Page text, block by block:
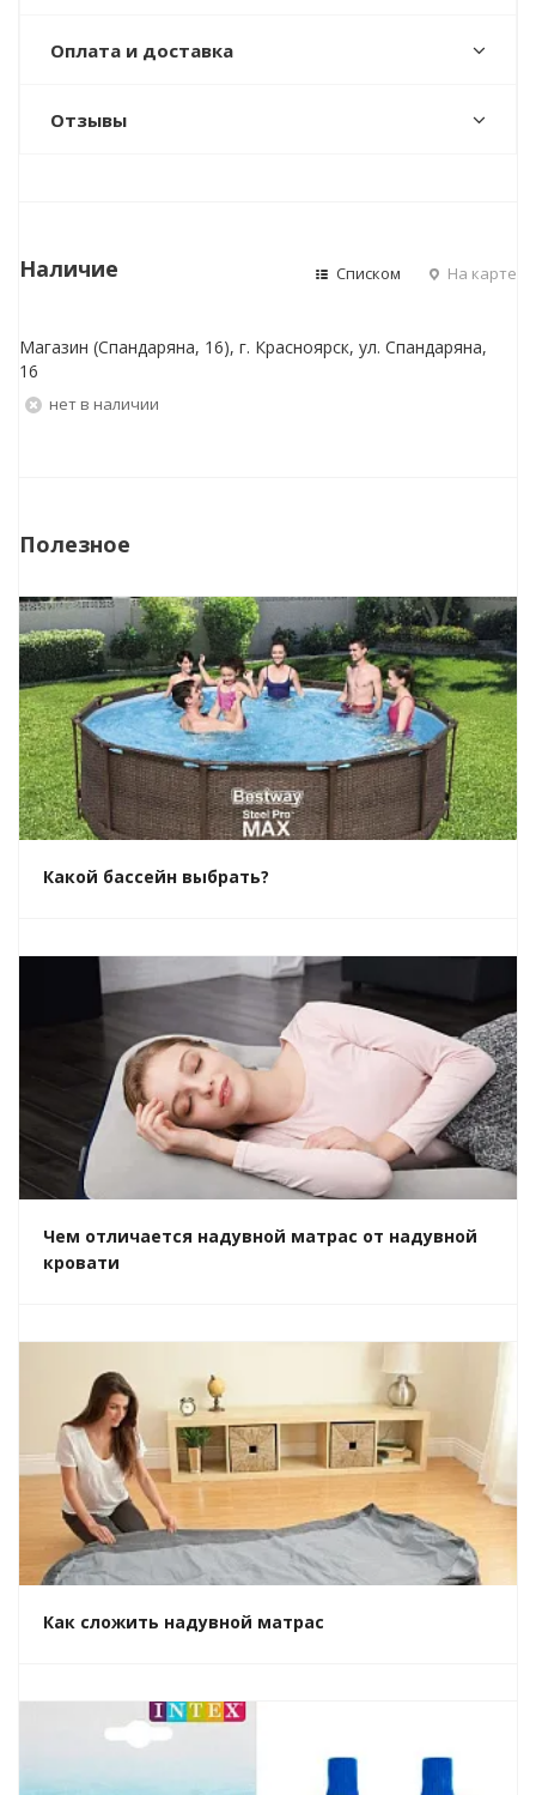
Оплата и доставка
Отзывы
Наличие Списком На карте
Магазин (Спандаряна, 16), г. Красноярск, ул. Спандаряна,
16
Нет в наличии
Полезное
Какой бассейн выбрать?
Чем отличается надувной матрас от надувной
кровати
Как сложить надувной матрас